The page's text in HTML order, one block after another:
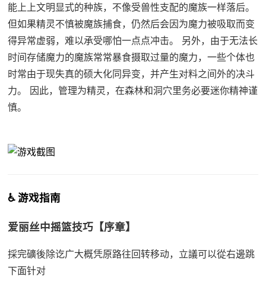
能上上文明显式的种族，不像受兽性支配的魔族一样落后。
但如果精灵不慎被魔族捕食，仍然后会因为魔力被吸取而变
得异常虚弱，难以承受哪怕一点点冲击。 另外，由于无法长
时间存储魔力的魔族常常暴食摄取过量的魔力，一些个体也
时常由于现失真的硕大化同异变，并产生对料之间外的决斗
力。 因此，管理为精灵，在森林和洞穴里务必要迷你精神谨
慎。
♿ 游戏指南
爱丽丝中摇篮技巧【序章】
採完礦後除讫广大概凭原路往回转移动，立議可以從右邊跳
下面针对